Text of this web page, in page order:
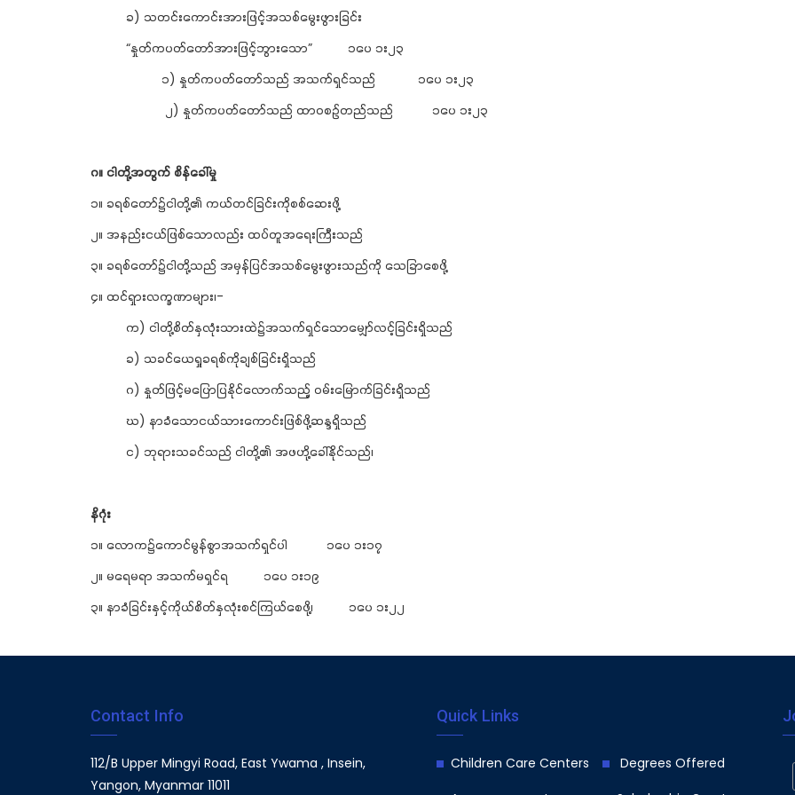
ခ) သတင်းကောင်းအားဖြင့်အသစ်မွေးဖွားခြင်း
“နှုတ်ကပတ်တော်အားဖြင့်ဘွားသော” ၁ပေ ၁း၂၃
၁) နှုတ်ကပတ်တော်သည် အသက်ရှင်သည် ၁ပေ ၁း၂၃
၂) နှုတ်ကပတ်တော်သည် ထာဝစဉ်တည်သည် ၁ပေ ၁း၂၃
ဂ။ ငါတို့အတွက် စိန်ခေါ်မှု
၁။ ခရစ်တော်၌ငါတို့၏ ကယ်တင်ခြင်းကိုစစ်ဆေးဖို့
၂။ အနည်းငယ်ဖြစ်သောလည်း ထပ်တူအရေးကြီးသည်
၃။ ခရစ်တော်၌ငါတို့သည် အမှန်ပြင်အသစ်မွေးဖွားသည်ကို သေခြာစေဖို့
၄။ ထင်ရှားလက္ခဏာများ၊-
က) ငါတို့စိတ်နှလုံးသားထဲ၌အသက်ရှင်သောမျှော်လင့်ခြင်းရှိသည်
ခ) သခင်ယေရှုခရစ်ကိုချစ်ခြင်းရှိသည်
ဂ) နှုတ်ဖြင့်မပြောပြနိုင်လောက်သည့် ဝမ်းမြောက်ခြင်းရှိသည်
ဃ) နာခံသောငယ်သားကောင်းဖြစ်ဖို့ဆန္ဒရှိသည်
င) ဘုရားသခင်သည် ငါတို့၏ အဖဟို့ခေါ်နိုင်သည်၊
နိဂုံး
၁။ လောက၌ကောင်မွန်စွာအသက်ရှင်ပါ ၁ပေ ၁း၁၇
၂။ မရေမရာ အသက်မရှင်ရ ၁ပေ ၁း၁၉
၃။ နာခံခြင်းနှင့်ကိုယ်စိတ်နှလုံးစင်ကြယ်စေဖို့၊ ၁ပေ ၁း၂၂
Contact Info
112/B Upper Mingyi Road, East Ywama , Insein,
Yangon, Myanmar 11011
Quick Links
Children Care Centers Degrees Offered